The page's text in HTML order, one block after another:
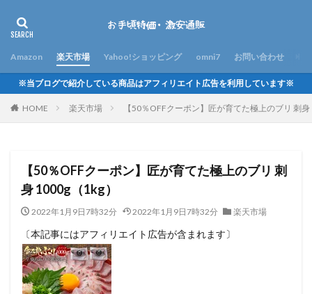
Amazon 楽天市場 Yahoo!ショッピング omni7 お問い合わせ
※当ブログで紹介している商品はアフィリエイト広告を利用しています※
HOME 楽天市場 【50％OFFクーポン】匠が育てた極上のブリ 刺
【50％OFFクーポン】匠が育てた極上のブリ 刺
身 1000g（1kg）
2022年1月9日7時32分 2022年1月9日7時32分 楽天市場
〔本記事にはアフィリエイト広告が含まれます〕